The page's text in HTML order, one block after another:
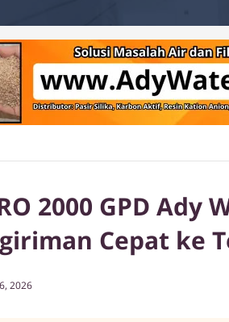
2000 GPD Ady
Cepat ke
2026